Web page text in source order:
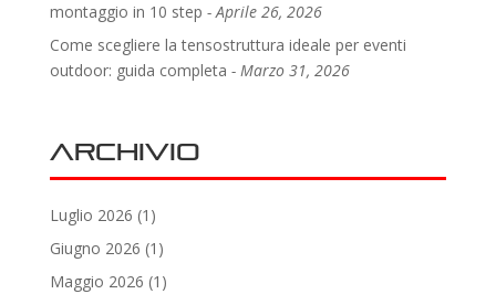
montaggio in 10 step
Aprile 26, 2026
Come scegliere la tensostruttura ideale per eventi
outdoor: guida completa
Marzo 31, 2026
Archivio
Luglio 2026 (1)
Giugno 2026 (1)
Maggio 2026 (1)